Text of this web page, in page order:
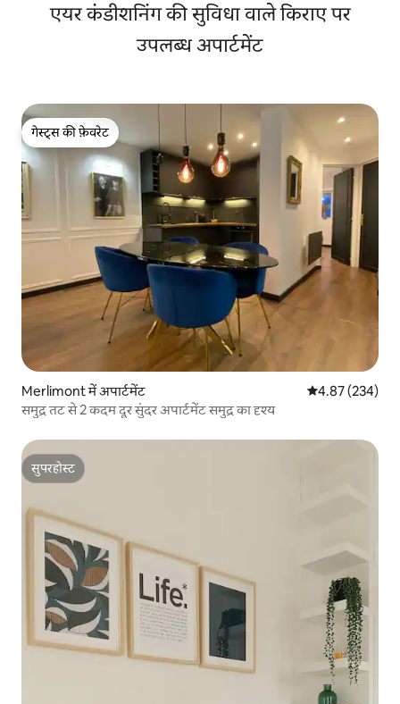
एयर कंडीशनिंग की सुविधा वाले किराए पर
उपलब्ध अपार्टमेंट
गेस्ट्स की फ़ेवरेट
गेस्ट्स की फ़ेवरेट
Merlimont में अपार्टमेंट औसत रेटिंग 5 में से
4.87 (234)
समुद्र तट से 2 कदम दूर सुंदर अपार्टमेंट समुद्र का दृश्य
सुपरहोस्ट
सुपरहोस्ट